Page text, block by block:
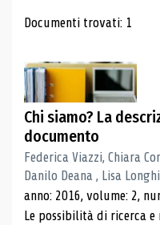
Risultati di
Documenti trovati: 1
Chi siamo? La
documento
Federica Viazzi, Chiara
Danilo Deana , Lisa
anno: 2016, volume: 2,
Le possibilità di ricerca